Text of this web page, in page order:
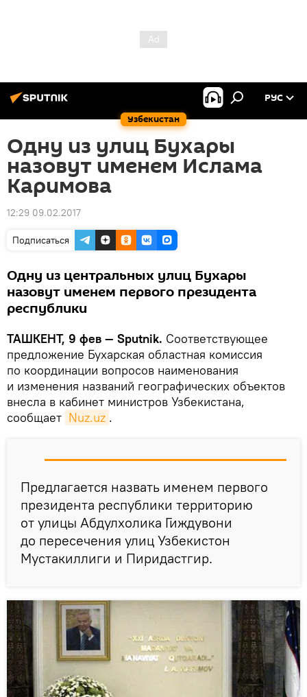
Узбекистан
РУС
Одну из улиц Бухары
назовут именем Ислама
Каримова
12:29 09.02.2017
Подписаться
Одну из центральных улиц Бухары
назовут именем первого президента
республики
ТАШКЕНТ, 9 фев — Sputnik. Соответствующее
предложение Бухарская областная комиссия
по координации вопросов наименования
и изменения названий географических объектов
внесла в кабинет министров Узбекистана,
сообщает Nuz.uz .
Предлагается назвать именем первого
президента республики территорию
от улицы Абдулхолика Гиждувони
до пересечения улиц Узбекистон
Мустакиллиги и Пиридастгир.